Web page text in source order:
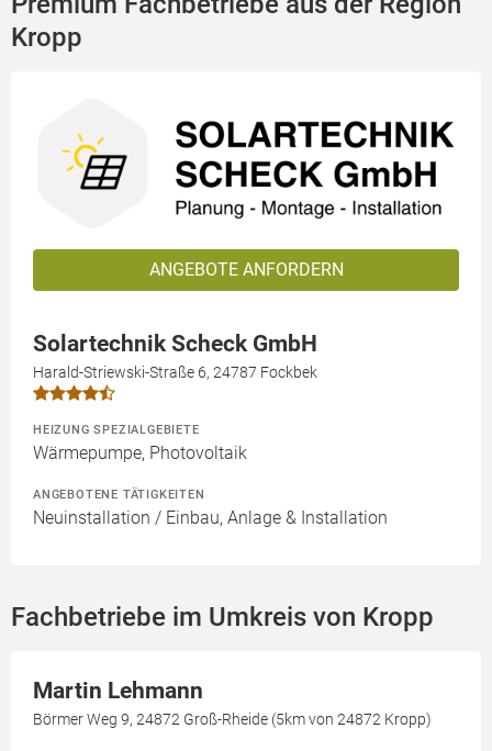
Kropp
ANGEBOTE ANFORDERN
Solartechnik Scheck GmbH
Harald-Striewski-Straße 6, 24787 Fockbek
HEIZUNG SPEZIALGEBIETE
Wärmepumpe, Photovoltaik
ANGEBOTENE TÄTIGKEITEN
Neuinstallation / Einbau, Anlage & Installation
Fachbetriebe im Umkreis von Kropp
Martin Lehmann
Börmer Weg 9, 24872 Groß-Rheide (5km von 24872 Kropp)